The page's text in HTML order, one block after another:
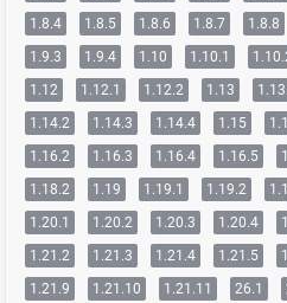
1.8.4
1.8.5 1.8.6 1.8.7 1.8.8
1.9.3
1.9.4 1.10 1.10.1
1.12
1.12.1 1.12.2 1.13
1.14.2
1.14.3 1.14.4 1.15
1.16.2
1.16.3 1.16.4 1.16.5
1.18.2
1.19 1.19.1 1.19.2
1.20.1
1.20.2 1.20.3 1.20.4
1.21.2
1.21.3 1.21.4 1.21.5
1.21.9
1.21.10 1.21.11 26.1